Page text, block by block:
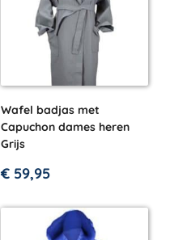
Wafel badjas met
Capuchon dames heren
Grijs
€ 59,95